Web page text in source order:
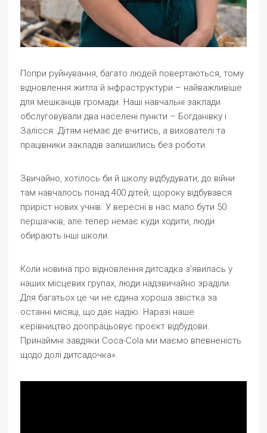
Попри руйнування, багато людей повертаються, тому
відновлення житла й інфраструктури – найважливіше
для мешканців громади. Наші навчальні заклади
обслуговували два населені пункти – Богданівку і
Залісся. Дітям немає де вчитись, а вихователі та
працівники закладів залишились без роботи.
Звичайно, хотілось би й школу відбудувати, до війни
там навчалось понад 400 дітей, щороку відбувався
приріст нових учнів. У вересні в нас мало бути 50
першачків, але тепер немає куди ходити, люди
обирають інші школи.
Коли новина про відновлення дитсадка з’явилась у
наших місцевих групах, люди надзвичайно зраділи.
Для багатьох це чи не єдина хороша звістка за
останні місяці, що дає надію. Наразі наше
керівництво доопрацьовує проєкт відбудови.
Принаймні завдяки Coca-Cola ми маємо впевненість
щодо долі дитсадочка».